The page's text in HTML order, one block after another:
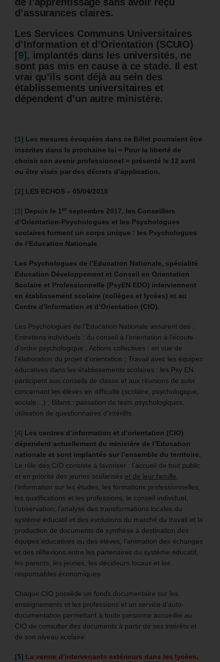
d’assurances claires.
Les Services Communs Universitaires
d’Information et d’Orientation (SCUIO)
[9] , implantés dans les universités, ne
sont pas mis en cause à ce stade. Il est
vrai qu’ils sont déjà au sein des
établissements universitaires et
dépendent d’un autre ministère.
[1] Les mesures évoquées dans ce Billet pourraient être
inscrites dans la prochaine loi « Pour la liberté de
choisir son avenir professionnel » présenté le 12 avril
ou être visés par des décrets d’application.
[2] LES ECHOS – 05/04/2018
[3] Depuis le 1er septembre 2017, les Conseillers
d’Orientation-Psychologues et les Psychologues
scolaires forment un corps unique : les Psychologues
de l’Education Nationale.
Les Psychologues de l’Education Nationale, spécialité
Education Développement et Conseil en Orientation
Scolaire et Professionnelle (PsyEN EDO) interviennent
en établissement scolaire (collèges et lycées) et au
Centre d’Information et d’Orientation (CIO).
Les Psychologues de l’Education Nationale assurent des :
Entretiens individuels : du conseil à l’orientation à l’écoute
d’ordre psychologique ; Actions collectives : en vue de
l’élaboration du projet d’orientation ; Travail avec les équipes
éducatives dans les établissements scolaires : les Psy EN
participent aux conseils de classe et aux réunions de suivi
concernant les élèves en difficulté (scolaire, psychologique,
sociale…) ; Bilans : passation de tests psychologiques,
utilisation de questionnaires d’intérêts.
[4] Les centres d’information et d’orientation (CIO)
dépendent actuellement du ministère de l’Education
nationale et sont implantés sur l’ensemble du territoire.
Le rôle des CIO consiste à favoriser : l’accueil de tout public
et en priorité des jeunes scolarisés et de leur famille,
l’information sur les études, les formations professionnelles,
les qualifications et les professions, le conseil individuel,
l’observation, l’analyse des transformations locales du
système éducatif et des évolutions du marché du travail et la
production de documents de synthèse à destination des
équipes éducatives ou des élèves, l’animation des échanges
et des réflexions entre les partenaires du système éducatif,
les parents, les jeunes, les décideurs locaux et les
responsables économiques
Chaque CIO possède un fonds documentaire sur les
enseignements et les professions et un service d’auto-
documentation permettant à toute personne accueillie au
CIO de consulter des documents à partir de ses intérêts et
de son niveau scolaire
[5] La venue d’intervenants extérieurs dans les lycées,